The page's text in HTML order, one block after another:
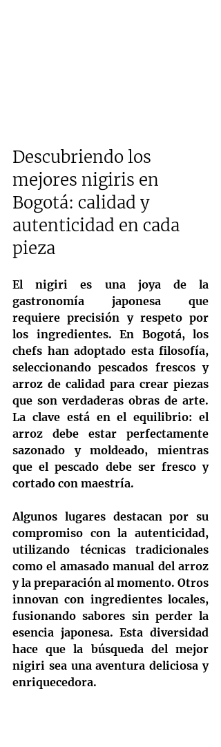
Descubriendo los
mejores nigiris en
Bogotá: calidad y
autenticidad en cada
pieza
El nigiri es una joya de la
gastronomía japonesa que
requiere precisión y respeto por
los ingredientes. En Bogotá, los
chefs han adoptado esta filosofía,
seleccionando pescados frescos y
arroz de calidad para crear piezas
que son verdaderas obras de arte.
La clave está en el equilibrio: el
arroz debe estar perfectamente
sazonado y moldeado, mientras
que el pescado debe ser fresco y
cortado con maestría.
Algunos lugares destacan por su
compromiso con la autenticidad,
utilizando técnicas tradicionales
como el amasado manual del arroz
y la preparación al momento. Otros
innovan con ingredientes locales,
fusionando sabores sin perder la
esencia japonesa. Esta diversidad
hace que la búsqueda del mejor
nigiri sea una aventura deliciosa y
enriquecedora.